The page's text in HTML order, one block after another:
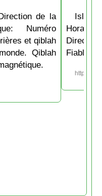
de la
Numéro
et qiblah
Qiblah
Fiable et
https://